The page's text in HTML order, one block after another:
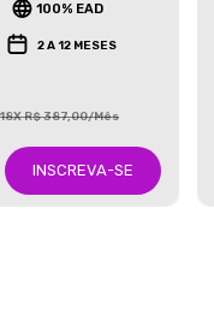
100% EAD
2 A 12 MESES
18X R$ 387,00/Mês
INSCREVA-SE